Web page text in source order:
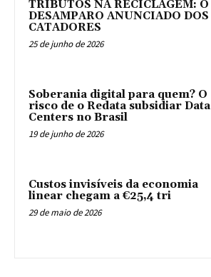
TRIBUTOS NA RECICLAGEM: O
DESAMPARO ANUNCIADO DOS
CATADORES
25 de junho de 2026
Soberania digital para quem? O
risco de o Redata subsidiar Data
Centers no Brasil
19 de junho de 2026
Custos invisíveis da economia
linear chegam a €25,4 tri
29 de maio de 2026